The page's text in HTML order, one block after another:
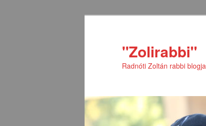
"Zolirabbi"
Radnóti Zoltán rabbi blogja